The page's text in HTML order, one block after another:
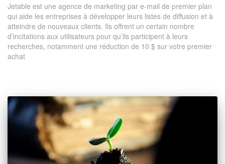
Jetable est une agence de marketing par e-mail de premier plan
qui aide les entreprises à développer leurs listes de diffusion et à
atteindre de nouveaux clients. Ils offrent un certain nombre
d’incitations aux utilisateurs pour qu’ils participent à leurs
recherches, notamment une réduction de 10 $ sur votre premier
achat